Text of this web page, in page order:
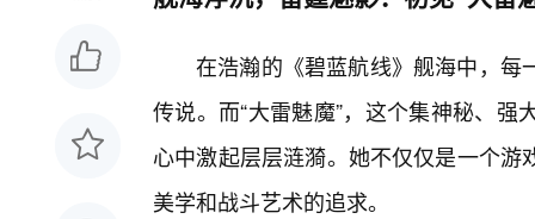
在浩瀚的《碧蓝航线》舰海中，每
传说。而“大雷魅魔”，这个集神秘、
心中激起层层涟漪。她不仅仅是一个
美学和战斗艺术的追求。